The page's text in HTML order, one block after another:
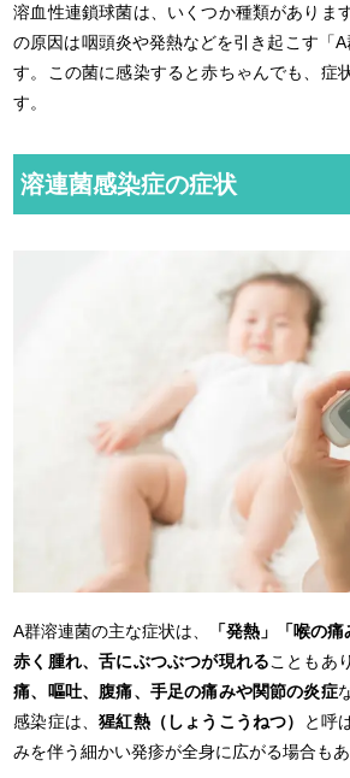
溶血性連鎖球菌は、いくつか種類がありま
の原因は咽頭炎や発熱などを引き起こす「
す。この菌に感染すると赤ちゃんでも、症
す。
溶連菌感染症の症状
A群溶連菌の主な症状は、 「発熱」「喉の痛
赤く腫れ、舌にぶつぶつが現れることもあ
痛、嘔吐、腹痛、手足の痛みや関節の炎症
感染症は、猩紅熱（しょうこうねつ）
と呼
みを伴う細かい発疹が全身に広がる場合もあ